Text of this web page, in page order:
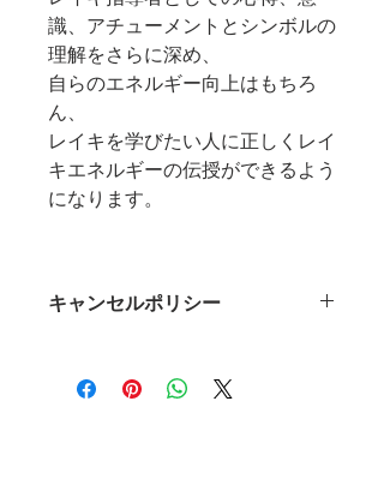
識、アチューメントとシンボルの
理解をさらに深め、
自らのエネルギー向上はもちろ
ん、
レイキを学びたい人に正しくレイ
キエネルギーの伝授ができるよう
になります。
キャンセルポリシー